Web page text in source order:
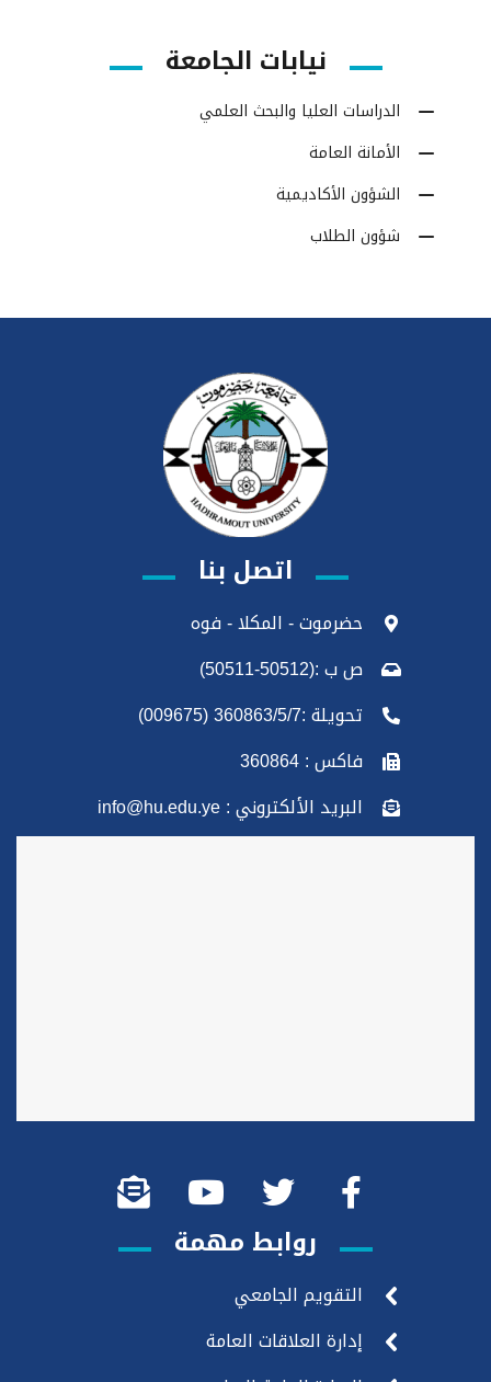
نيابات الجامعة
الدراسات العليا والبحث العلمي
الأمانة العامة
الشؤون الأكاديمية
شؤون الطلاب
اتصل بنا
حضرموت - المكلا - فوه
ص ب :(50512-50511)
تحويلة :360863/5/7 (009675)
فاكس : 360864
البريد الألكتروني : info@hu.edu.ye
روابط مهمة
التقويم الجامعي
إدارة العلاقات العامة